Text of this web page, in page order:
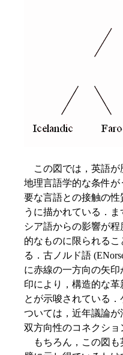
この図では，英語が
地理言語学的な条件
要な言語との接触の
うに描かれている．
シア語からの影響が
的なものに限られる
る．古ノルド語
に赤線の一方向の矢
印により，構造的な
とが示唆されている．
ついては，近年議論
双方向性のコネクショ
もちろん，この図も